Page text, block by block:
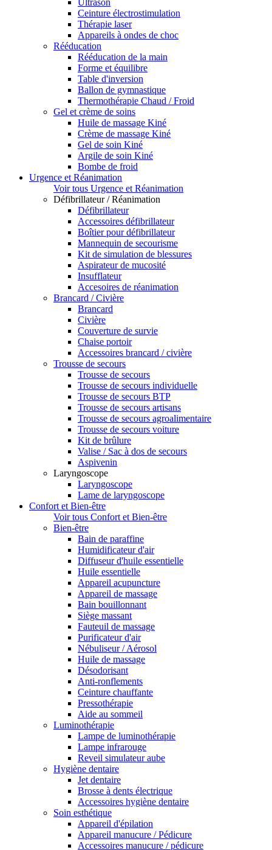
Ultrason
Ceinture électrostimulation
Thérapie laser
Appareils à ondes de choc
Rééducation
Rééducation de la main
Forme et équilibre
Table d'inversion
Ballon de gymnastique
Thermothérapie Chaud / Froid
Gel et crème de soins
Huile de massage Kiné
Crème de massage Kiné
Gel de soin Kiné
Argile de soin Kiné
Bombe de froid
Urgence et Réanimation
Voir tous Urgence et Réanimation
Défibrillateur / Réanimation
Défibrillateur
Accessoires défibrillateur
Boîtier pour défibrillateur
Mannequin de secourisme
Kit de simulation de blessures
Aspirateur de mucosité
Insufflateur
Accesoires de réanimation
Brancard / Civière
Brancard
Civière
Couverture de survie
Chaise portoir
Accessoires brancard / civière
Trousse de secours
Trousse de secours
Trousse de secours individuelle
Trousse de secours BTP
Trousse de secours artisans
Trousse de secours agroalimentaire
Trousse de secours voiture
Kit de brûlure
Valise / Sac à dos de secours
Aspivenin
Laryngoscope
Laryngoscope
Lame de laryngoscope
Confort et Bien-être
Voir tous Confort et Bien-être
Bien-être
Bain de paraffine
Humidificateur d'air
Diffuseur d'huile essentielle
Huile essentielle
Appareil acupuncture
Appareil de massage
Bain bouillonnant
Siège massant
Fauteuil de massage
Purificateur d'air
Nébuliseur / Aérosol
Huile de massage
Désodorisant
Anti-ronflements
Ceinture chauffante
Pressothérapie
Aide au sommeil
Luminothérapie
Lampe de luminothérapie
Lampe infrarouge
Reveil simulateur aube
Hygiène dentaire
Jet dentaire
Brosse à dents électrique
Accessoires hygiène dentaire
Soin esthétique
Appareil d'épilation
Appareil manucure / Pédicure
Accessoires manucure / pédicure